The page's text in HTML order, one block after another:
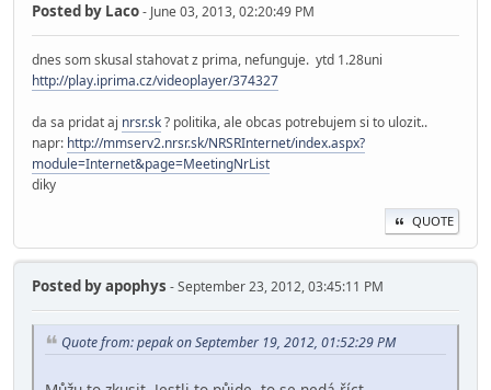
Posted by Laco- June 03, 2013, 02:20:49 PM
dnes som skusal stahovat z prima, nefunguje. ytd 1.28uni
http://play.iprima.cz/videoplayer/374327
da sa pridat aj nrsr.sk? politika, ale obcas potrebujem si to ulozit..
napr: http://mmserv2.nrsr.sk/NRSRInternet/index.aspx?
module=Internet&page=MeetingNrList
diky
QUOTE
Posted byapophys - September 23, 2012, 03:45:11 PM
Quote from: pepak on September 19, 2012, 01:52:29 PM